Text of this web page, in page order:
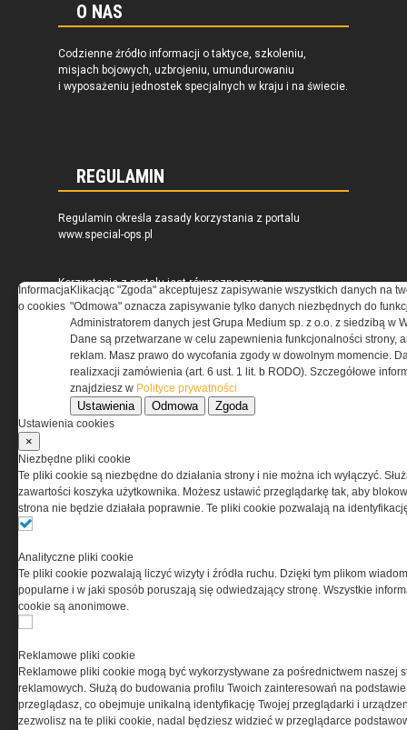
O NAS
Codzienne źródło informacji o taktyce, szkoleniu,
misjach bojowych, uzbrojeniu, umundurowaniu
i wyposażeniu jednostek specjalnych w kraju i na świecie.
REGULAMIN
Regulamin określa zasady korzystania z portalu
www.special-ops.pl
Korzystanie z portalu jest równoznaczne
z zaakceptowaniem warunków ustanowionych
przez Grupa MEDIUM Spółka z ograniczoną
odpowiedzialnością Spółka komandytowa, nr KRS:
0000537655, NIP 1132860378, REGON 146393437
(zwana dalej Grupa MEDIUM) w postaci Regulaminu.
Przeczytaj regulamin
PRYWATNOŚĆ
informacji na Twoim komputerze. Pliki cookies stosujemy
w celu świadczenia usług na najwyższym poziomie,
w tym w sposób dostosowany do indywidualnych potrzeb.
Korzystanie z witryny bez zmiany ustawień dotyczących
dokonać zmiany ustawień przeglądarki dotyczących
cookies. Nim Państwo zaczną korzystać z naszego
serwisu prosimy o zapoznanie się z nasząpolityką
prywatnościoraz informacją o cookies .
Informacja
o cookies
Klikacjąc "Zgoda" akceptujesz zapisywanie wszystkich danych na
"Odmowa" oznacza zapisywanie tylko danych niezbędnych do
Administratorem danych jest Grupa Medium sp. z o.o. z siedzibą w
Dane są przetwarzane w celu zapewnienia funkcjonalności strony,
reklam. Masz prawo do wycofania zgody w dowolnym momencie.
realizxacji zamówienia (art. 6 ust. 1 lit. b RODO). Szczegółowe
znajdziesz w Polityce prywatności
Ustawienia Odmowa Zgoda
Ustawienia cookies
×
Niezbędne pliki cookie
Te pliki cookie są niezbędne do działania strony i nie można ich wyłączyć.
zawartości koszyka użytkownika. Możesz ustawić przeglądarkę tak, aby
strona nie będzie działała poprawnie. Te pliki cookie pozwalają na
Analityczne pliki cookie
Te pliki cookie pozwalają liczyć wizyty i źródła ruchu. Dzięki tym plikom
popularne i w jaki sposób poruszają się odwiedzający stronę. Wszystkie
cookie są anonimowe.
Reklamowe pliki cookie
Reklamowe pliki cookie mogą być wykorzystywane za pośrednictwem naszej
reklamowych. Służą do budowania profilu Twoich zainteresowań na
przeglądasz, co obejmuje unikalną identyfikację Twojej przeglądarki i
zezwolisz na te pliki cookie, nadal będziesz widzieć w przeglądarce